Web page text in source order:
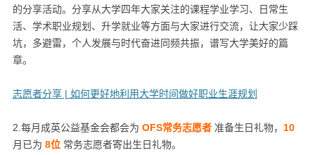
的分享活动。分享从大学四年大家关注的课程学业学习、日常生
活、学术职业规划、升学就业等方面与大家进行交流，让大家少踩
坑，多避雷，个人发展与时代奋进同频共振，谱写大学美好的篇
章。
志愿者分享 | 如何更好地利用大学时间做好职业生涯规划
2.每月成英公益基金会都会为 OFS常务志愿者 准备生日礼物， 10
月已为 8位 常务志愿者寄出生日礼物。